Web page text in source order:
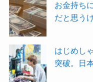
お金持ち
だと思う
はじめし
突破。日